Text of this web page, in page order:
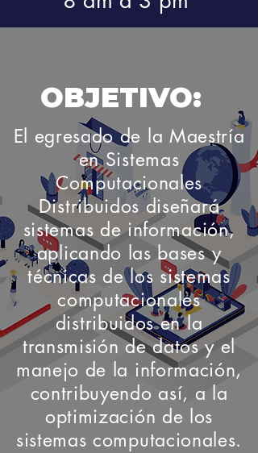
OBJETIVO:
El egresado de la Maestría
en Sistemas
Computacionales
Distribuidos diseñará
sistemas de información,
aplicando las bases y
técnicas de los sistemas
computacionales
distribuidos en la
transmisión de datos y el
manejo de la información,
contribuyendo así, a la
optimización de los
sistemas computacionales.